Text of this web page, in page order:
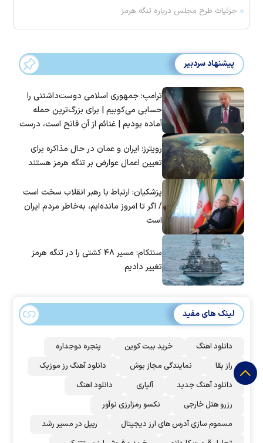
جزئیات طرح مجلس درباره تنگه هرمز
پیشنهاد سردبیر
ترامپ: جمهوری اسلامی دوست‌داشتنی را
حسابی می‌کوبیم | برای بزرگ‌ترین حمله
آماده بودیم | غنائم از آنِ فاتح است، درست
رویترز: ایران و عمان در حال مذاکره برای
تعیین اعمال عوارض بر تنگه هرمز هستند
پزشکیان: ارتباط با رهبر انقلاب سخت است
/ اگر تا امروز مانده‌ایم، به‌خاطر مردم ایران
است
سنتکام: مسیر ۴۸ کشتی را در تنگه هرمز
تغییر دادیم
لینک های مفید
دانلود اهنگ خرید بیت کوین
پنجره دوجداره
راز بقا
نمایندگی مجاز بوش
دانلود آهنگ رز‌ موزیک
دانلود آهنگ جدید
آلپاری
دانلود اهنگ
رزرو هتل خارجی
نکسو رمزارزی نوآور
مسموم سازی آدرس های ارز دیجیتال
ریپل در مسیر رشد